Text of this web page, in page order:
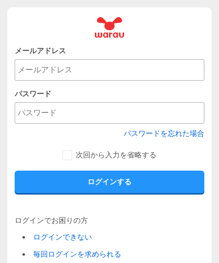
メールアドレス
パスワード
パスワードを忘れた場合
次回から入力を省略する
ログインでお困りの方
ログインできない
毎回ログインを求められる